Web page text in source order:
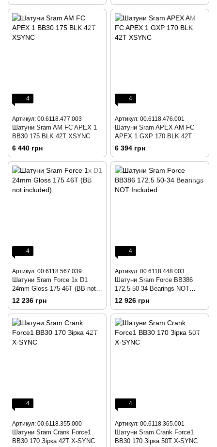
4
Артикул: 00.6118.477.003
Шатуни Sram AM FC APEX 1
BB30 175 BLK 42T XSYNC
6 440 грн
4
Артикул: 00.6118.476.001
Шатуни Sram APEX AM FC
APEX 1 GXP 170 BLK 42T
XSYNC
6 394 грн
4
Артикул: 00.6118.567.039
Шатуни Sram Force 1x D1
24mm Gloss 175 46T (BB not
included)
12 236 грн
4
Артикул: 00.6118.448.003
Шатуни Sram Force BB386
172.5 50-34 Bearings NOT
Included
12 926 грн
4
Артикул: 00.6118.355.000
Шатуни Sram Crank Force1
BB30 170 Зірка 42T X-SYNC
4
Артикул: 00.6118.365.001
Шатуни Sram Crank Force1
BB30 170 Зірка 50T X-SYNC